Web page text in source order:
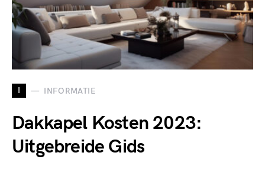
I INFORMATIE
Dakkapel Kosten 2023:
Uitgebreide Gids